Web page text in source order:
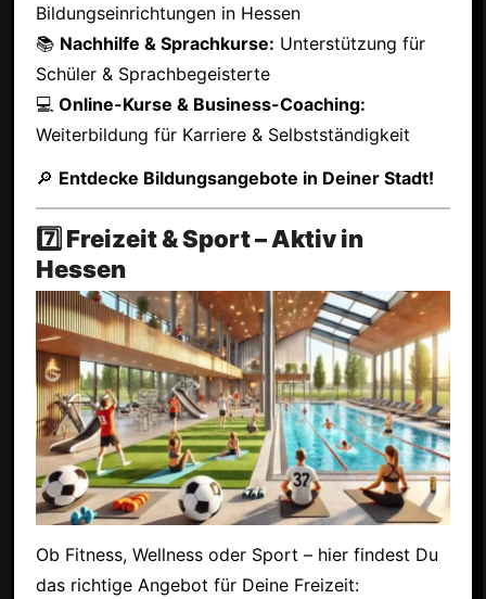
Bildungseinrichtungen in Hessen
📚 Nachhilfe & Sprachkurse: Unterstützung für
Schüler & Sprachbegeisterte
💻 Online-Kurse & Business-Coaching:
Weiterbildung für Karriere & Selbstständigkeit
🔎 Entdecke Bildungsangebote in Deiner Stadt!
7️⃣ Freizeit & Sport – Aktiv in
Hessen
Ob Fitness, Wellness oder Sport – hier findest Du
das richtige Angebot für Deine Freizeit: